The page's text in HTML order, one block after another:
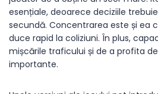
esențiale, deoarece deciziile
secundă. Concentrarea este și ea
duce rapid la coliziuni. În plus,
mișcările traficului și de a profita
importante.